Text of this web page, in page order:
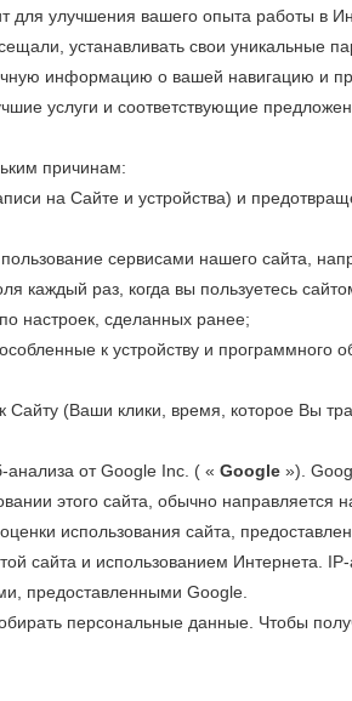
для улучшения вашего опыта работы в
устанавливать свои уникальные
информацию о вашей навигацию и
услуги и соответствующие
причинам:
на Сайте и устройства) и
сервисами нашего сайта,
каждый раз, когда вы пользуетесь
настроек, сделанных ранее;
к устройству и программного
Сайту (Ваши клики, время, которое Вы
анализа от Google Inc. ( « Google »).
этого сайта, обычно направляется
использования сайта,
сайта и использованием Интернета.
предоставленными Google.
персональные данные. Чтобы